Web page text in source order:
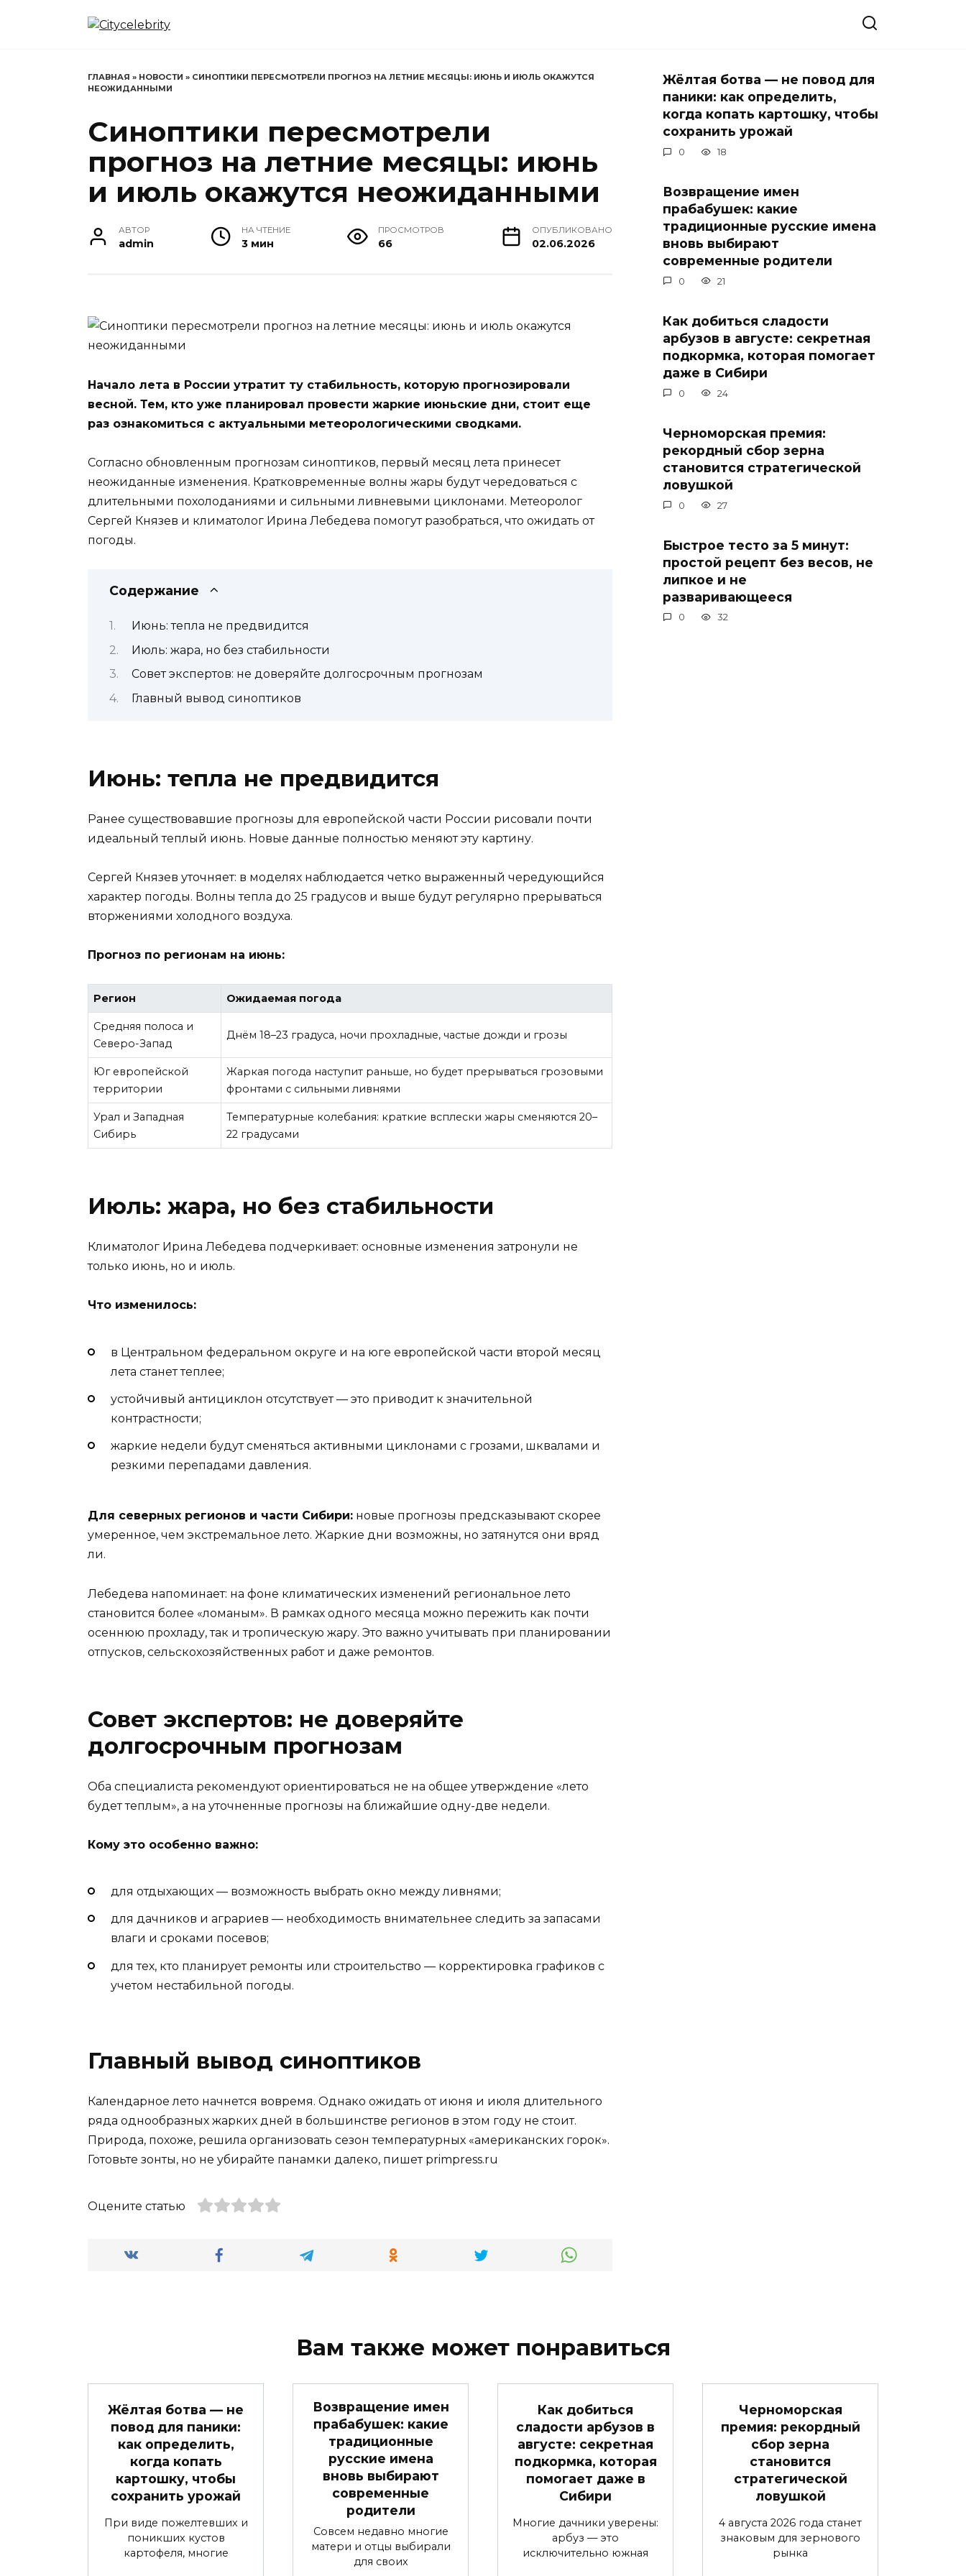
ГЛАВНАЯ » НОВОСТИ » СИНОПТИКИ ПЕРЕСМОТРЕЛИ ПРОГНОЗ НА ЛЕТНИЕ МЕСЯЦЫ: ИЮНЬ И ИЮЛЬ ОКАЖУТСЯ
НЕОЖИДАННЫМИ
Синоптики пересмотрели
прогноз на летние месяцы: июнь
и июль окажутся неожиданными
АВТОР
admin
НА ЧТЕНИЕ
3 мин
ПРОСМОТРОВ
66
ОПУБЛИКОВАНО
02.06.2026
Начало лета в России утратит ту стабильность, которую прогнозировали
весной. Тем, кто уже планировал провести жаркие июньские дни, стоит еще
раз ознакомиться с актуальными метеорологическими сводками.
Согласно обновленным прогнозам синоптиков, первый месяц лета принесет
неожиданные изменения. Кратковременные волны жары будут чередоваться с
длительными похолоданиями и сильными ливневыми циклонами. Метеоролог
Сергей Князев и климатолог Ирина Лебедева помогут разобраться, что ожидать от
погоды.
Содержание
Июнь: тепла не предвидится
Июль: жара, но без стабильности
Совет экспертов: не доверяйте долгосрочным прогнозам
Главный вывод синоптиков
Июнь: тепла не предвидится
Ранее существовавшие прогнозы для европейской части России рисовали почти
идеальный теплый июнь. Новые данные полностью меняют эту картину.
Сергей Князев уточняет: в моделях наблюдается четко выраженный чередующийся
характер погоды. Волны тепла до 25 градусов и выше будут регулярно прерываться
вторжениями холодного воздуха.
Прогноз по регионам на июнь:
Регион Ожидаемая погода
Средняя полоса и
Северо-Запад
Днём 18–23 градуса, ночи прохладные, частые дожди и грозы
Юг европейской
территории
Жаркая погода наступит раньше, но будет прерываться грозовыми
фронтами с сильными ливнями
Урал и Западная
Сибирь
Температурные колебания: краткие всплески жары сменяются 20–
22 градусами
Июль: жара, но без стабильности
Климатолог Ирина Лебедева подчеркивает: основные изменения затронули не
только июнь, но и июль.
Что изменилось:
в Центральном федеральном округе и на юге европейской части второй месяц
лета станет теплее;
устойчивый антициклон отсутствует — это приводит к значительной
контрастности;
жаркие недели будут сменяться активными циклонами с грозами, шквалами и
резкими перепадами давления.
Для северных регионов и части Сибири: новые прогнозы предсказывают скорее
умеренное, чем экстремальное лето. Жаркие дни возможны, но затянутся они вряд
ли.
Лебедева напоминает: на фоне климатических изменений региональное лето
становится более «ломаным». В рамках одного месяца можно пережить как почти
осеннюю прохладу, так и тропическую жару. Это важно учитывать при планировании
отпусков, сельскохозяйственных работ и даже ремонтов.
Совет экспертов: не доверяйте
долгосрочным прогнозам
Оба специалиста рекомендуют ориентироваться не на общее утверждение «лето
будет теплым», а на уточненные прогнозы на ближайшие одну-две недели.
Кому это особенно важно:
для отдыхающих — возможность выбрать окно между ливнями;
для дачников и аграриев — необходимость внимательнее следить за запасами
влаги и сроками посевов;
для тех, кто планирует ремонты или строительство — корректировка графиков с
учетом нестабильной погоды.
Главный вывод синоптиков
Календарное лето начнется вовремя. Однако ожидать от июня и июля длительного
ряда однообразных жарких дней в большинстве регионов в этом году не стоит.
Природа, похоже, решила организовать сезон температурных «американских горок».
Готовьте зонты, но не убирайте панамки далеко, пишет primpress.ru
Оцените статью
Жёлтая ботва — не повод для
паники: как определить,
когда копать картошку, чтобы
сохранить урожай
0 18
Возвращение имен
прабабушек: какие
традиционные русские имена
вновь выбирают
современные родители
0 21
Как добиться сладости
арбузов в августе: секретная
подкормка, которая помогает
даже в Сибири
0 24
Черноморская премия:
рекордный сбор зерна
становится стратегической
ловушкой
0 27
Быстрое тесто за 5 минут:
простой рецепт без весов, не
липкое и не
разваривающееся
0 32
Вам также может понравиться
Жёлтая ботва — не
повод для паники:
как определить,
когда копать
картошку, чтобы
сохранить урожай
При виде пожелтевших и
поникших кустов
картофеля, многие
Возвращение имен
прабабушек: какие
традиционные
русские имена
вновь выбирают
современные
родители
Совсем недавно многие
матери и отцы выбирали
для своих
Как добиться
сладости арбузов в
августе: секретная
подкормка, которая
помогает даже в
Сибири
Многие дачники уверены:
арбуз — это
исключительно южная
Черноморская
премия: рекордный
сбор зерна
становится
стратегической
ловушкой
4 августа 2026 года станет
знаковым для зернового
рынка